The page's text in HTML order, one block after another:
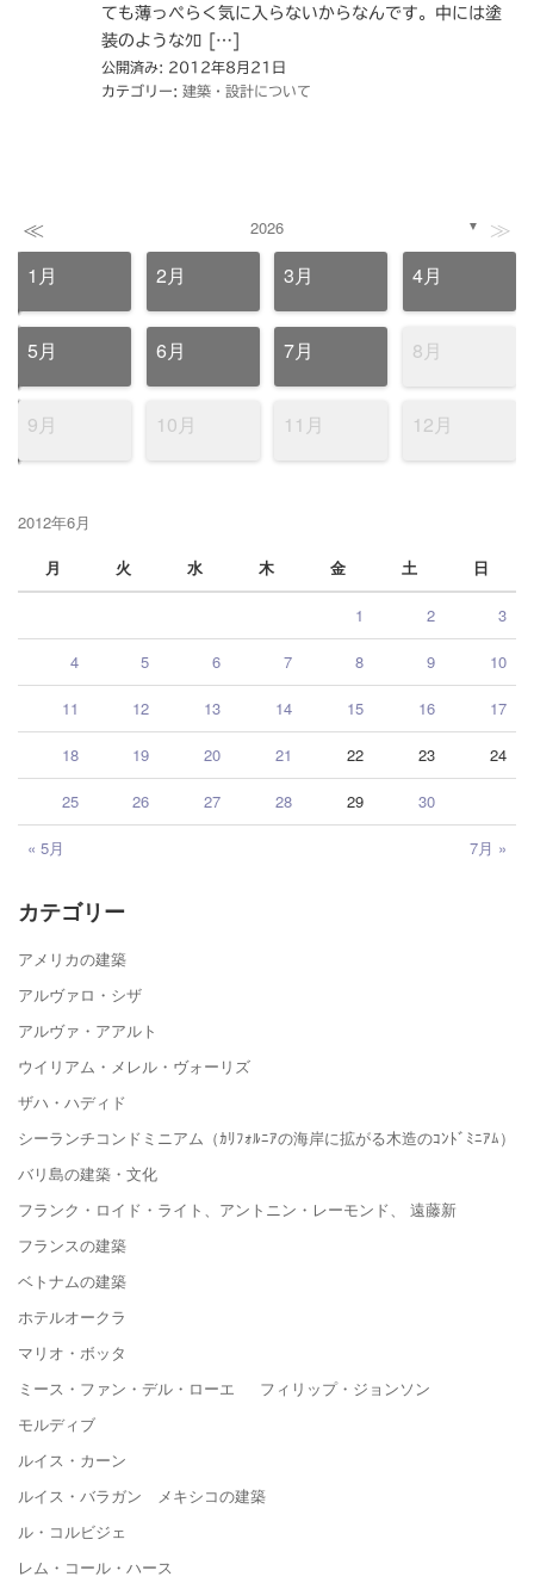
ても薄っぺらく気に入らないからなんです。中には塗
装のようなｸﾛ […]
公開済み: 2012年8月21日
カテゴリー: 建築・設計について
≪ 2026 ▼ ≫
1月 2月 3月 4月
5月 6月 7月 8月
9月 10月 11月 12月
2012年6月
月
火 水 木 金 土 日
« 5月 7月 »
1 2 3
4 5 6 7 8 9 10
11 12 13 14 15 16 17
18 19 20 21 22 23 24
25 26 27 28 29 30
カテゴリー
アメリカの建築
アルヴァロ・シザ
アルヴァ・アアルト
ウイリアム・メレル・ヴォーリズ
ザハ・ハディド
シーランチコンドミニアム（ｶﾘﾌｫﾙﾆｱの海岸に拡がる木造のｺﾝﾄﾞﾐﾆｱﾑ）
バリ島の建築・文化
フランク・ロイド・ライト、アントニン・レーモンド、 遠藤新
フランスの建築
ベトナムの建築
ホテルオークラ
マリオ・ボッタ
ミース・ファン・デル・ローエ フィリップ・ジョンソン
モルディブ
ルイス・カーン
ルイス・バラガン メキシコの建築
ル・コルビジェ
レム・コール・ハース